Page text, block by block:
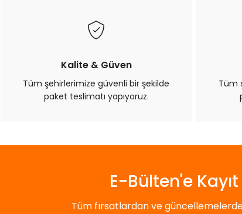
Kalite & Güven
Tüm şehirlerimize güvenli bir şekilde
paket teslimatı yapıyoruz.
Tüm
E-Bülten'e
Tüm fırsatlardan ve